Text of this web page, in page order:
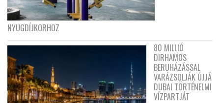
NYUGDÍJKORHOZ
80 MILLIÓ
DIRHAMOS
BERUHÁZÁSSAL
VARÁZSOLJÁK ÚJJÁ
DUBAI TÖRTÉNELMI
VÍZPARTJÁT